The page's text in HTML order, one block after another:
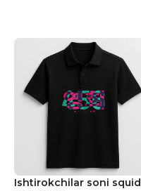
Ishtirokchilar soni squid